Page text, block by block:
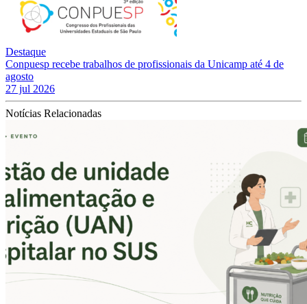
Destaque
Conpuesp recebe trabalhos de profissionais da Unicamp até 4 de
agosto
27 jul 2026
Notícias Relacionadas